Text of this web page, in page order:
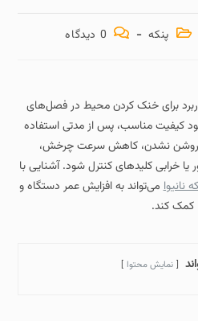
پنکه 0 دیدگاه
برای خنک کردن محیط در فصل‌های
کیفیت مناسب، پس از مدتی استفاده
روشن نشدن، کاهش سرعت چرخش،
یا خرابی کلیدهای کنترل شود. آشنایی با
نانیوامی‌تواند به افزایش عمر دستگاه و
کمک کند.
نمایش محتوا